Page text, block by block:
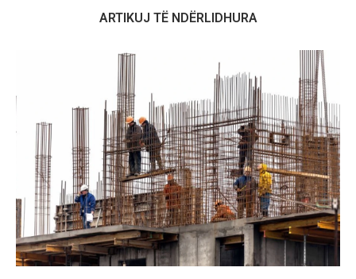
ARTIKUJ TË NDËRLIDHURA